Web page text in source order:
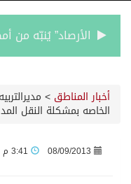
الأرصاد” يُنبّه من
أجواء من الحب
أخبار المناطق >
الخاصه بمشكلة النقل
08/09/2013